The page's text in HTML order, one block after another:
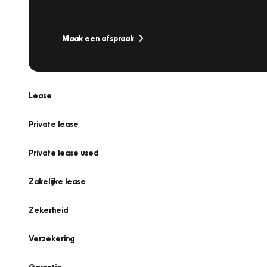
Maak een afspraak
Lease
Private lease
Private lease used
Zakelijke lease
Zekerheid
Verzekering